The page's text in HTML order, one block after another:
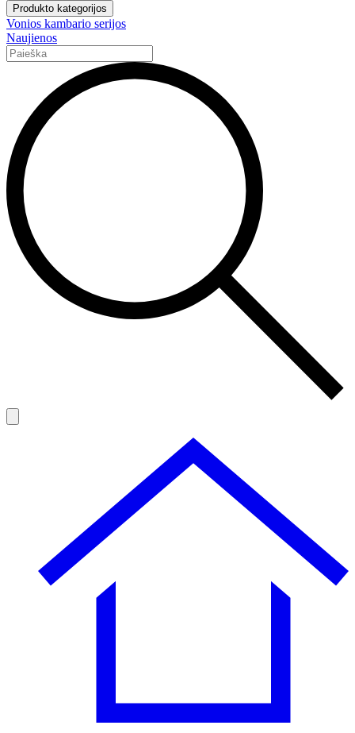
Produkto kategorijos
Vonios kambario serijos
Naujienos